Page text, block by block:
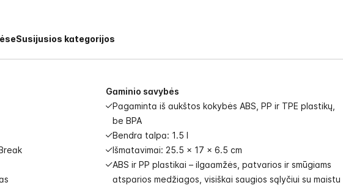
Susijusios kategorijos
Gaminio savybės
Pagaminta iš aukštos kokybės ABS, PP ir TPE plastikų,
be BPA
Bendra talpa: 1.5 l
Išmatavimai: 25.5 x 17 x 6.5 cm
ABS ir PP plastikai – ilgaamžės, patvarios ir smūgiams
atsparios medžiagos, visiškai saugios sąlyčiui su maistu